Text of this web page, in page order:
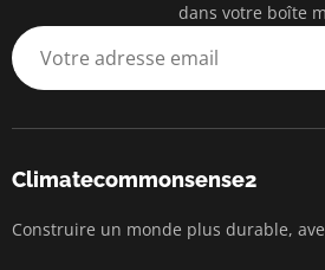
dans votre boîte
Climatecommonsense2
Construire un monde plus durable,